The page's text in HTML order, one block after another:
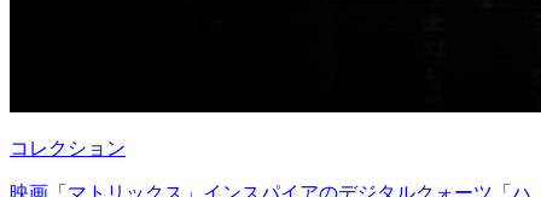
コレクション